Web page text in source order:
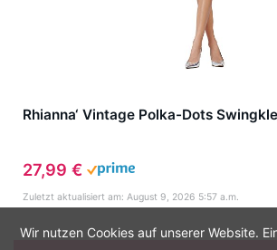
Rhianna‘ Vintage Polka-Dots
27,99 €
Zuletzt aktualisiert am: August 9, 2026 5:57 a.m.
Wir nutzen Cookies auf unserer Website.